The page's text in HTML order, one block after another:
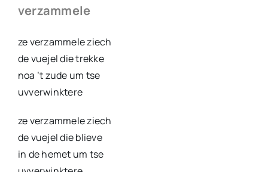
verzammele
ze verzammele ziech
de vuejel die trekke
noa ’t zude um tse
uvverwinktere
ze verzammele ziech
de vuejel die blieve
in de hemet um tse